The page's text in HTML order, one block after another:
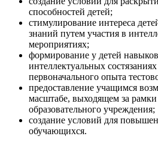
создание условий для
способностей детей;
стимулирование интереса
знаний путем участия в
мероприятиях;
формирование у детей
интеллектуальных
первоначального опыта
предоставление учащимся
масштабе, выходящем за рамки
образовательного учреждения;
создание условий для
обучающихся.